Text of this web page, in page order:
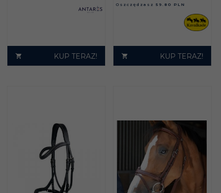
KUP TERAZ!
Oszczędzasz 59.80 PLN
KUP TERAZ!